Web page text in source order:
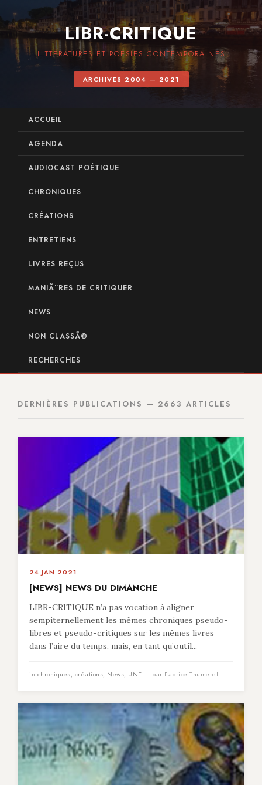
LIBR-CRITIQUE
LITTÉRATURES ET POÉSIES CONTEMPORAINES
ARCHIVES 2004 — 2021
ACCUEIL
AGENDA
AUDIOCAST POÉTIQUE
CHRONIQUES
CRÉATIONS
ENTRETIENS
LIVRES REÇUS
MANIÃ¨RES DE CRITIQUER
NEWS
NON CLASSÃ©
RECHERCHES
DERNIÈRES PUBLICATIONS — 2663 ARTICLES
24 JAN 2021
[NEWS] NEWS DU DIMANCHE
LIBR-CRITIQUE n’a pas vocation à aligner
sempiternellement les mêmes chroniques pseudo-
libres et pseudo-critiques sur les mêmes livres
dans l’aire du temps, mais, en tant qu’outil...
in chroniques, créations, News, UNE — par Fabrice Thumerel